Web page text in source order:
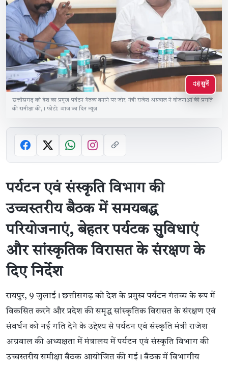
सुनें
छत्तीसगढ़ को देश का प्रमुख पर्यटन गंतव्य बनाने पर जोर, मंत्री राजेश अग्रवाल ने योजनाओं की प्रगति
की समीक्षा की,। फोटो: आज का दिन न्यूज़
पर्यटन एवं संस्कृति विभाग की
उच्चस्तरीय बैठक में समयबद्ध
परियोजनाएं, बेहतर पर्यटक सुविधाएं
और सांस्कृतिक विरासत के संरक्षण के
दिए निर्देश
रायपुर, 9 जुलाई। छत्तीसगढ़ को देश के प्रमुख पर्यटन गंतव्य के रूप में
विकसित करने और प्रदेश की समृद्ध सांस्कृतिक विरासत के संरक्षण एवं
संवर्धन को नई गति देने के उद्देश्य से पर्यटन एवं संस्कृति मंत्री राजेश
अग्रवाल की अध्यक्षता में मंत्रालय में पर्यटन एवं संस्कृति विभाग की
उच्चस्तरीय समीक्षा बैठक आयोजित की गई। बैठक में विभागीय